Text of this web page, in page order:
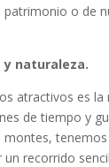
o de
y naturaleza.
atractivos es la
de tiempo y
montes,
un recorrido